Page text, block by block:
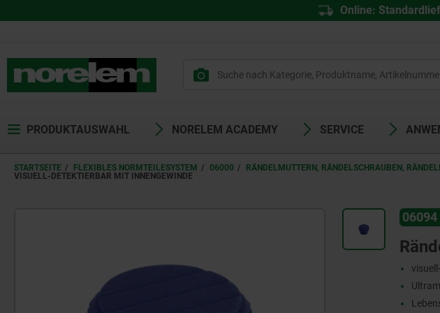
Online:
PRODUKTAUSWAHL NORELEM ACADEMY SERVICE
STARTSEITE FLEXIBLES NORMTEILESYSTEM 06000 RÄNDELMUTTERN, RÄNDELSCHRAUBEN,
VISUELL-DETEKTIERBAR MIT INNENGEWINDE
06094